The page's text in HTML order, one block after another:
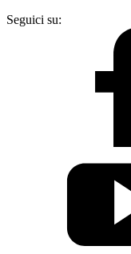
Seguici su: